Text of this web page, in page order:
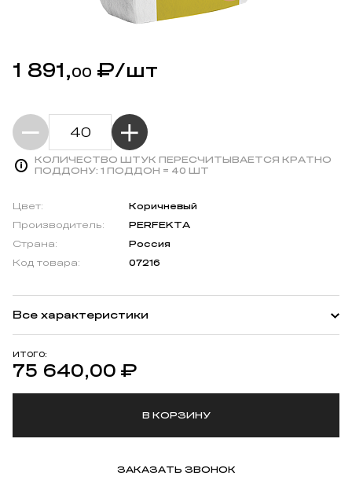
1 891,00 ₽/шт
КОЛИЧЕСТВО ШТУК ПЕРЕСЧИТЫВАЕТСЯ КРАТНО
ПОДДОНУ: 1 ПОДДОН = 40 ШТ
ИТОГО:
75 640,00 ₽
В КОРЗИНУ
ЗАКАЗАТЬ ЗВОНОК
Цвет:
Коричневый
Производитель:
PERFEKTA
Страна:
Россия
Код товара:
07216
Все характеристики